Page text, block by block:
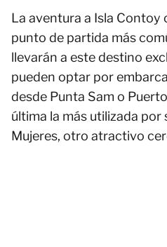
La aventura a Isla Contoy
punto de partida más
llevarán a este destino
pueden optar por
desde Punta Sam o
última la más utilizada por
Mujeres, otro atractivo